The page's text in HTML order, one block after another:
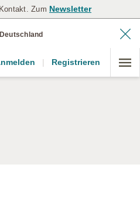
Zum Newsletter
| Registrieren